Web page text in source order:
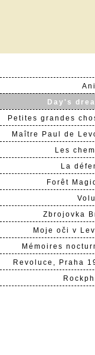
Day's
Petites grandes
Maître Paul de
Les
La
Forêt
Zbrojovka
Moje oči v
Mémoires
Revoluce, Praha